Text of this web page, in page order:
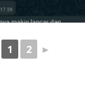
1 2 ►